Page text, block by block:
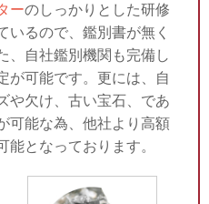
ーのしっかりとした研修
いるので、鑑別書が無く
、自社鑑別機関も完備し
が可能です。更には、自
や欠け、古い宝石、であ
可能な為、他社より高額
能となっております。